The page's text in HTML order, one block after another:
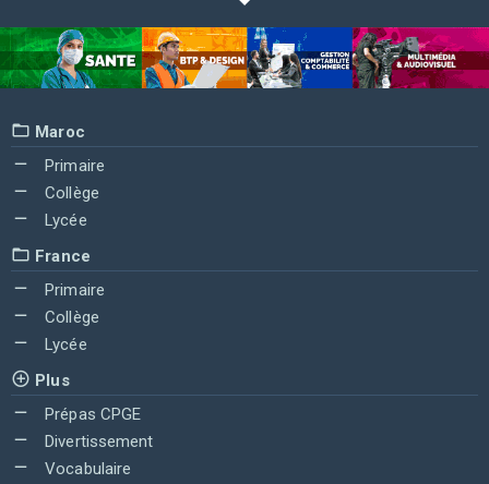
Maroc
Primaire
Collège
Lycée
France
Primaire
Collège
Lycée
Plus
Prépas CPGE
Divertissement
Vocabulaire